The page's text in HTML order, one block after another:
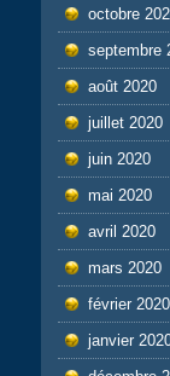
octobre
septembre
août 2020
juillet 2020
juin 2020
mai 2020
avril 2020
mars 2020
février 2020
janvier